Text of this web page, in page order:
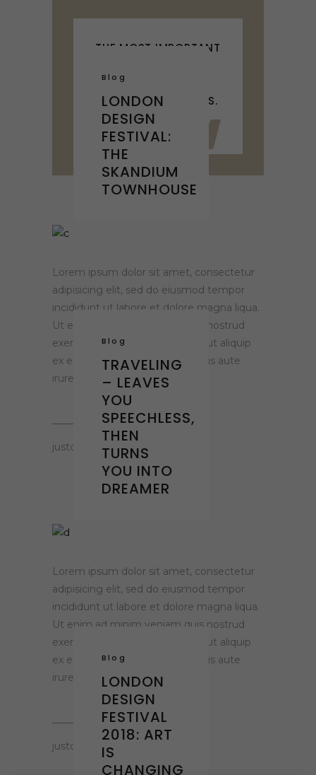
“
THE MOST IMPORTANT
THINGS, SO WE’LL
DESIGN EXPERIENCES.
William James
Blog
LONDON
DESIGN
FESTIVAL:
THE
SKANDIUM
TOWNHOUSE
Lorem ipsum dolor sit amet, consectetur
adipisicing elit, sed do eiusmod tempor
incididunt ut labore et dolore magna liqua.
Ut enim ad minim veniam quis nostrud
exercitation ullamco laboris nisi ut aliquip
ex ea commodo consequat. Duis aute
irure dolor
justclaying.gr
Blog
TRAVELING
– LEAVES
YOU
SPEECHLESS,
THEN
TURNS
YOU INTO
DREAMER
Lorem ipsum dolor sit amet, consectetur
adipisicing elit, sed do eiusmod tempor
incididunt ut labore et dolore magna liqua.
Ut enim ad minim veniam quis nostrud
exercitation ullamco laboris nisi ut aliquip
ex ea commodo consequat. Duis aute
irure dolor
justclaying.gr
Blog
LONDON
DESIGN
FESTIVAL
2018: ART
IS
CHANGING